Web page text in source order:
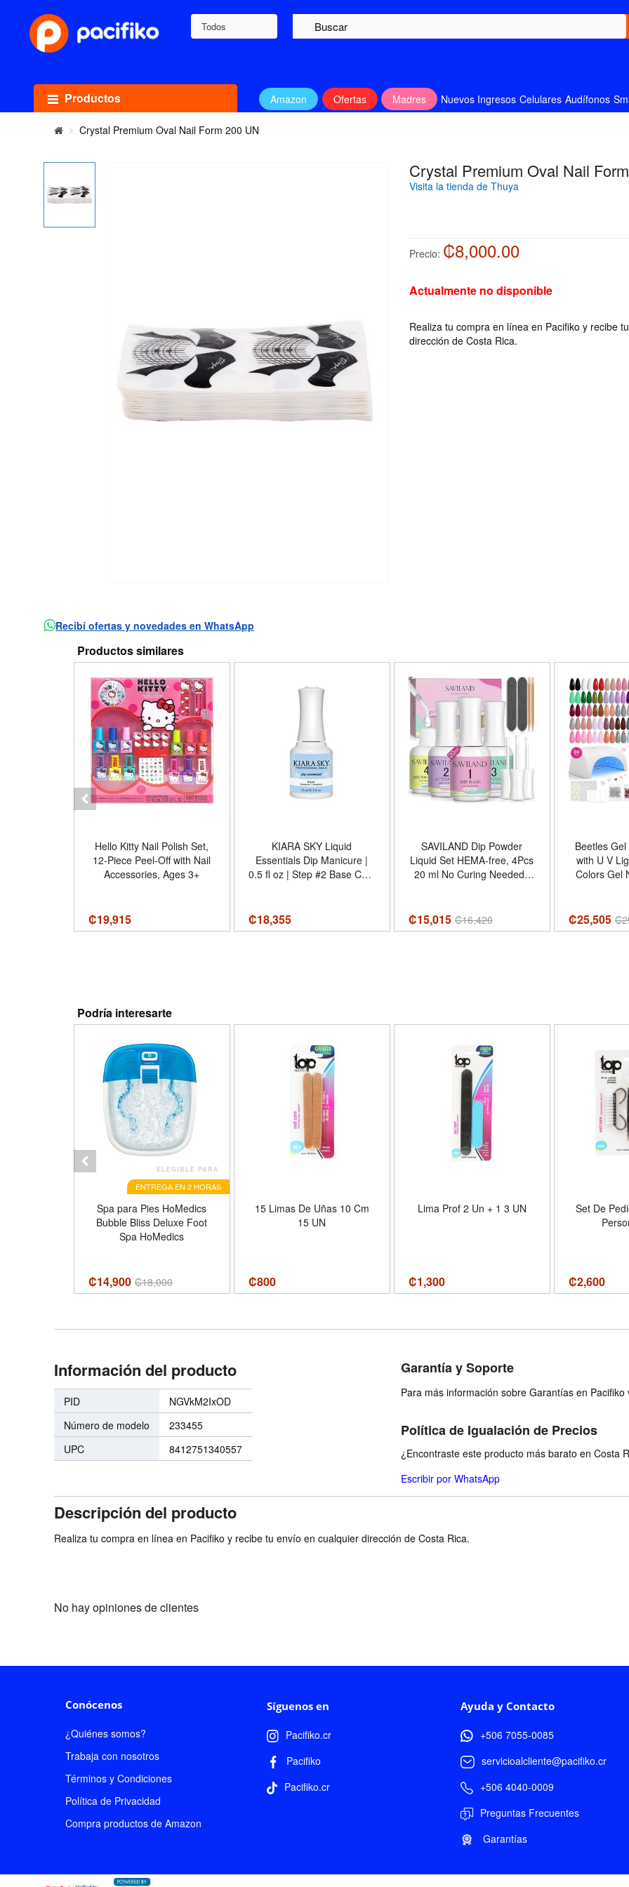
Todos
Productos Amazon Ofertas Madres Nuevos Ingresos Celulares Audífonos
Crystal Premium Oval Nail Form 200 UN
Crystal Premium Oval Nail
Visita la tienda de Thuya
Precio: ₡8,000.00
Actualmente no disponible
Realiza tu compra en línea en Pacifiko y recibe
dirección de Costa Rica.
Recibí ofertas y novedades en WhatsApp
Productos similares
Hello Kitty Nail Polish Set,
12-Piece Peel-Off with Nail
Accessories, Ages 3+
₡19,915
KIARA SKY Liquid
Essentials Dip Manicure |
0.5 fl oz | Step #2 Base Coat
₡18,355
SAVILAND Dip Powder
Liquid Set HEMA-free, 4Pcs
20 ml No Curing Needed |
Capacity, Dipping Base
Activator Top Coat Brush
₡15,015 ₡16,420
Beetles
with U V
Colors Gel
Beginner
Nails Kit
₡25,505 ₡
Podría interesarte
ELEGIBLE PARA
ENTREGA EN 2 HORAS
Spa para Pies HoMedics
Bubble Bliss Deluxe Foot
Spa HoMedics
₡14,900 ₡18,000
15 Limas De Uñas 10 Cm
15 UN
₡800
Lima Prof 2 Un + 1 3 UN
₡1,300
Set De
₡2,600
Información del producto
PID
NGVkM2IxOD
Número de modelo
233455
UPC
8412751340557
Garantía y Soporte
Para más información sobre Garantías en
Política de Igualación de Precios
¿Encontraste este producto más barato en Costa
Escribir por WhatsApp
Descripción del producto
Realiza tu compra en línea en Pacifiko y recibe tu envío en cualquier dirección de Costa Rica.
No hay opiniones de clientes
Conócenos
¿Quiénes somos?
Trabaja con nosotros
Términos y Condiciones
Política de Privacidad
Compra productos de Amazon
Síguenos en
Pacifiko.cr
Pacifiko
Pacifiko.cr
Ayuda y Contacto
+506 7055-0085
servicioalcliente@pacifiko.cr
+506 4040-0009
Preguntas Frecuentes
Garantías